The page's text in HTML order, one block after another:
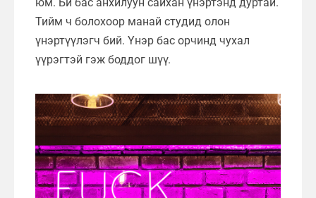
Тийм ч болохоор манай студид олон
үнэртүүлэгч бий. Үнэр бас орчинд чухал
үүрэгтэй гэж боддог шүү.